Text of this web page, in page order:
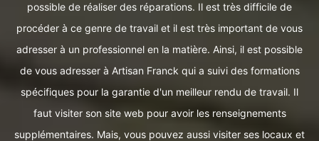
possible de réaliser des réparations. Il est très difficile de
procéder à ce genre de travail et il est très important de vous
adresser à un professionnel en la matière. Ainsi, il est possible
de vous adresser à Artisan Franck qui a suivi des formations
spécifiques pour la garantie d'un meilleur rendu de travail. Il
faut visiter son site web pour avoir les renseignements
supplémentaires. Mais, vous pouvez aussi visiter ses locaux et